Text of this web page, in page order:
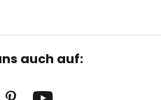
auch auf: